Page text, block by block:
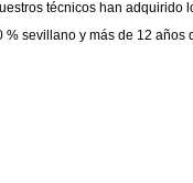
técnicos han adquirido
sevillano y más de 12 años